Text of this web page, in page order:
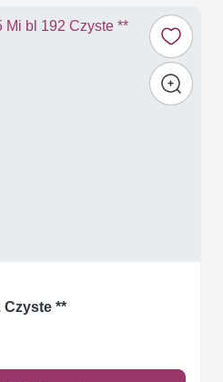
Czyste **